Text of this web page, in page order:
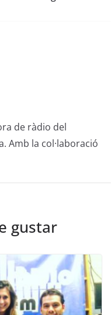
de ràdio del
Amb la col·laboració
gustar